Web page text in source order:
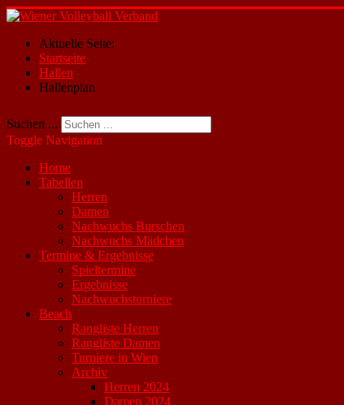
Aktuelle Seite:
Startseite
Hallen
Hallenplan
Suchen ...
Toggle Navigation
Home
Tabellen
Herren
Damen
Nachwuchs Burschen
Nachwuchs Mädchen
Termine & Ergebnisse
Spieltermine
Ergebnisse
Nachwuchsturniere
Beach
Rangliste Herren
Rangliste Damen
Turniere in Wien
Archiv
Herren 2024
Damen 2024